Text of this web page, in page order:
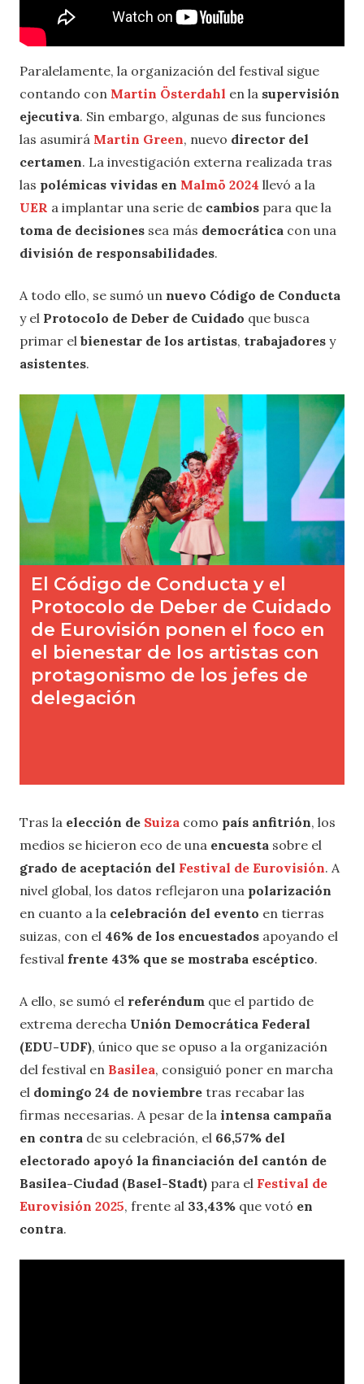
Paralelamente, la organización del festival sigue
contando con Martin Österdahl en la supervisión
ejecutiva. Sin embargo, algunas de sus funciones
las asumirá Martin Green, nuevo director del
certamen. La investigación externa realizada tras
las polémicas vividas en Malmö 2024 llevó a la
UER a implantar una serie de cambios para que la
toma de decisiones sea más democrática con una
división de responsabilidades.
A todo ello, se sumó un nuevo Código de Conducta
y el Protocolo de Deber de Cuidado que busca
primar el bienestar de los artistas, trabajadores y
asistentes.
Tras la elección de Suiza como país anfitrión, los
medios se hicieron eco de una encuesta sobre el
grado de aceptación del Festival de Eurovisión. A
nivel global, los datos reflejaron una polarización
en cuanto a la celebración del evento en tierras
suizas, con el 46% de los encuestados apoyando el
festival frente 43% que se mostraba escéptico.
A ello, se sumó el referéndum que el partido de
extrema derecha Unión Democrática Federal
(EDU-UDF), único que se opuso a la organización
del festival en Basilea, consiguió poner en marcha
el domingo 24 de noviembre tras recabar las
firmas necesarias. A pesar de la intensa campaña
en contra de su celebración, el 66,57% del
electorado apoyó la financiación del cantón de
Basilea-Ciudad (Basel-Stadt) para el Festival de
Eurovisión 2025, frente al 33,43% que votó en
contra.